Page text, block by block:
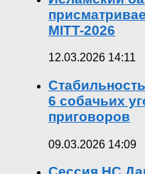
MITT-2026
12.03.2026 14:11
6 собачьих
приговоров
09.03.2026 14:09